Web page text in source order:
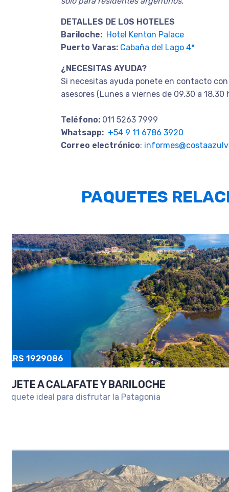
DETALLES DE LOS HOTELES
Bariloche: Hotel Kenton Palace
Puerto Varas: Cabaña del Lago 4*
¿NECESITAS AYUDA?
Si necesitas ayuda ponete en contacto
asesores (Lunes a viernes de 09.30 a 18.30
Teléfono: 011 5263 7999
Whatsapp: +54 9 11 6786 3920
Correo electrónico:
PAQUETES
PAQUETE A SALTA Y PURMAMARCA
Una escapada para conocer lo mejor del Norte